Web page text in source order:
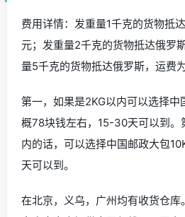
费用详情：发重量1千克的货物抵
元；发重量2千克的货物抵达俄罗
量5千克的货物抵达俄罗斯，运费
第一，如果是2KG以内可以选择
概78块钱左右，15-30天可以到。
内的话，可以选择中国邮政大包
天可以到。
在北京，义乌，广州均有收货仓